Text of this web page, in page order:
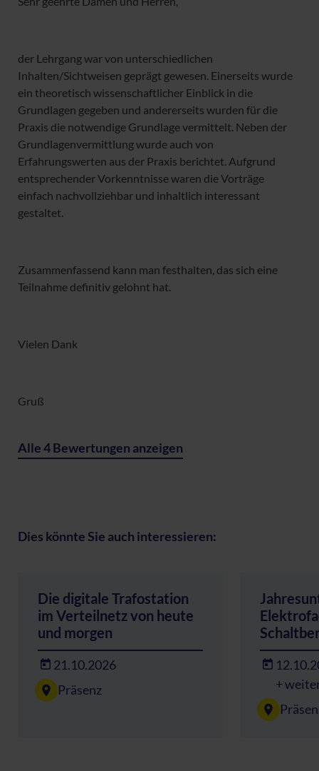
der Lehrgang war von unterschiedlichen
Inhalten/Sichtweisen geprägt gewesen. Einerseits wurde
ein theoretisch wissenschaftlicher Einblick in die
Grundlagen gegeben und andererseits wurden für die
Praxis die notwendige Grundlage vermittelt. Neben der
Grundlagenvermittlung wurde auch von
Erfahrungswerten aus der Praxis berichtet. Aufgrund
entsprechender Vorkenntnisse waren die Vorträge
einfach nachvollziehbar und inhaltlich interessant
gestaltet.
Zusammenfassend kann man festhalten, das sich eine
Teilnahme definitiv gelohnt hat.
Vielen Dank
Gruß
Alle 4 Bewertungen anzeigen
Dies könnte Sie auch interessieren:
Die digitale Trafostation
im Verteilnetz von heute
und morgen
21.10.2026
Präsenz
+